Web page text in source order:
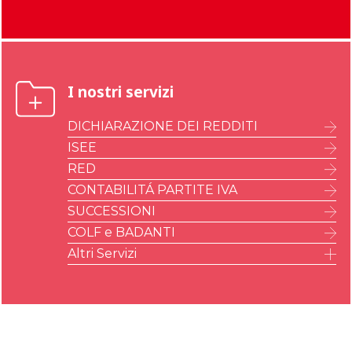
I nostri servizi
DICHIARAZIONE DEI REDDITI
ISEE
RED
CONTABILITÁ PARTITE IVA
SUCCESSIONI
COLF e BADANTI
Altri Servizi